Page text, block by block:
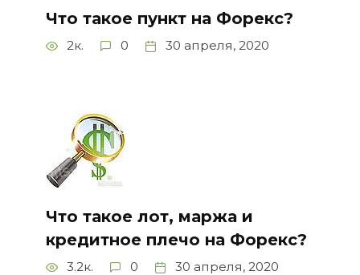
Что такое пункт на Форекс?
2к. 0 30 апреля, 2020
Что такое лот, маржа и
кредитное плечо на Форекс?
3.2к. 0 30 апреля, 2020